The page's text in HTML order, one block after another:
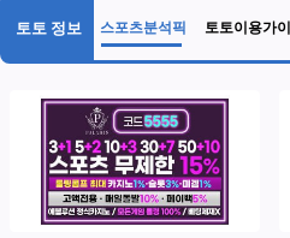
토토 정보 스포츠분석픽 토토이용가